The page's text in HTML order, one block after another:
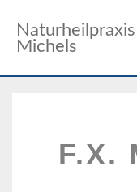
Naturheilpraxis
Michels
F.X.